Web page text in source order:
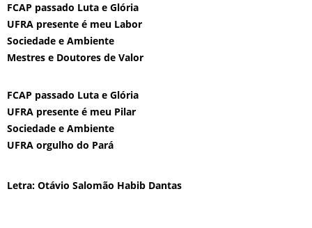
FCAP passado Luta e Glória
UFRA presente é meu Labor
Sociedade e Ambiente
Mestres e Doutores de Valor
FCAP passado Luta e Glória
UFRA presente é meu Pilar
Sociedade e Ambiente
UFRA orgulho do Pará
Letra: Otávio Salomão Habib Dantas